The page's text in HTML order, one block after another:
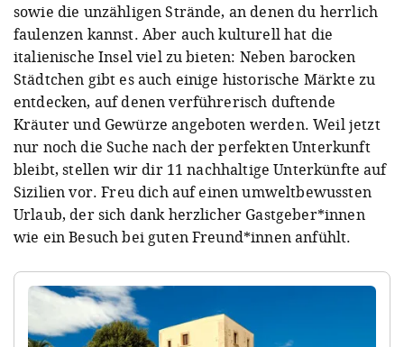
sowie die unzähligen Strände, an denen du herrlich
faulenzen kannst. Aber auch kulturell hat die
italienische Insel viel zu bieten: Neben barocken
Städtchen gibt es auch einige historische Märkte zu
entdecken, auf denen verführerisch duftende
Kräuter und Gewürze angeboten werden. Weil jetzt
nur noch die Suche nach der perfekten Unterkunft
bleibt, stellen wir dir 11 nachhaltige Unterkünfte auf
Sizilien vor. Freu dich auf einenumweltbewussten
Urlaub, der sich dank herzlicher Gastgeber*innen
wie ein Besuch bei guten Freund*innen anfühlt.